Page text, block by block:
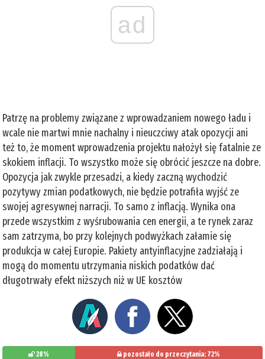
ad
Patrzę na problemy związane z wprowadzaniem nowego ładu i
wcale nie martwi mnie nachalny i nieuczciwy atak opozycji ani
też to, że moment wprowadzenia projektu nałożył się fatalnie ze
skokiem inflacji. To wszystko może się obrócić jeszcze na dobre.
Opozycja jak zwykle przesadzi, a kiedy zaczną wychodzić
pozytywy zmian podatkowych, nie będzie potrafiła wyjść ze
swojej agresywnej narracji. To samo z inflacją. Wynika ona
przede wszystkim z wyśrubowania cen energii, a te rynek zaraz
sam zatrzyma, bo przy kolejnych podwyżkach załamie się
produkcja w całej Europie. Pakiety antyinflacyjne zadziałają i
mogą do momentu utrzymania niskich podatków dać
długotrwały efekt niższych niż w UE kosztów
28% pozostało do przeczytania: 72%